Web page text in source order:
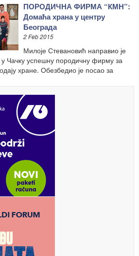
ПОРОДИЧНА ФИРМА “КМН”:
Домаћа храна у центру
Београда
2 Feb 2015
Милоје Стевановић направио је
Чачку успешну породичну фирму за
хране. Обезбедио је посао за